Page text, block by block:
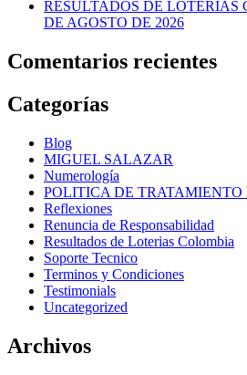
RESULTADOS DE LOTERIAS
DE AGOSTO DE 2026
Comentarios recientes
Categorías
Blog
MIGUEL SALAZAR
Numerología
POLITICA DE TRATAMIENTO
Reflexiones
Renuncia de Responsabilidad
Resultados de Loterias Colombia
Soporte Tecnico
Terminos y Condiciones
Testimonials
Uncategorized
Archivos